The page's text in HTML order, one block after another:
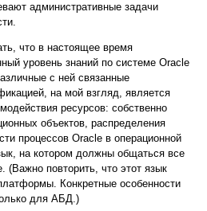
административные задачи
что в настоящее время
уровень знаний по системе Oracle
с ней связанные
на мой взгляд, является
ресурсов: собственно
объектов, распределения
процессов Oracle в операционной
на котором должны общаться все
повторить, что этот язык
Конкретные особенности
для АБД.)